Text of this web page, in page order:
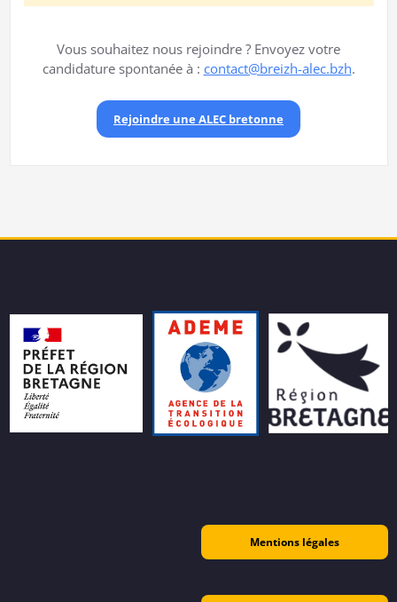
Vous souhaitez nous rejoindre ? Envoyez votre
candidature spontanée à : contact@breizh-alec.bzh.
Rejoindre une ALEC bretonne
Mentions légales